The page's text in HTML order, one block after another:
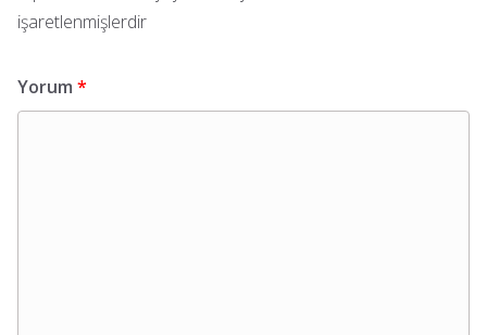
işaretlenmişlerdir
Yorum *